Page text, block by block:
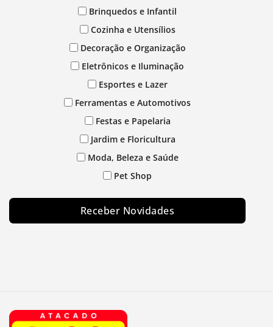
Brinquedos e Infantil
Cozinha e Utensílios
Decoração e Organização
Eletrônicos e Iluminação
Esportes e Lazer
Ferramentas e Automotivos
Festas e Papelaria
Jardim e Floricultura
Moda, Beleza e Saúde
Pet Shop
Receber Novidades